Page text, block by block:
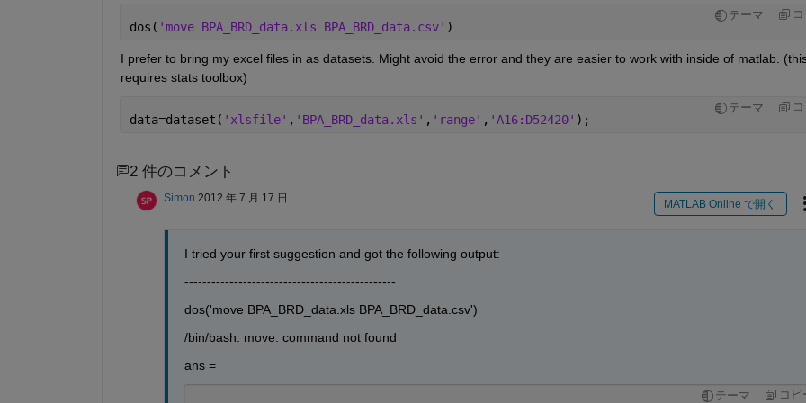
テーマ
dos( 'move BPA_BRD_data.xls BPA_BRD_data.csv' )
I prefer to bring my excel files in as datasets. Might avoid the error and they are easier to work with inside of matlab.
requires stats toolbox)
テーマ
data=dataset( 'xlsfile' , 'BPA_BRD_data.xls' , 'range' , 'A16:D52420' );
2 件のコメント
Simon 2012 年 7 月 17 日 MATLAB Online で開く
I tried your first suggestion and got the following output:
-----------------------------------------------
dos('move BPA_BRD_data.xls BPA_BRD_data.csv')
/bin/bash: move: command not found
ans =
テーマ コピ